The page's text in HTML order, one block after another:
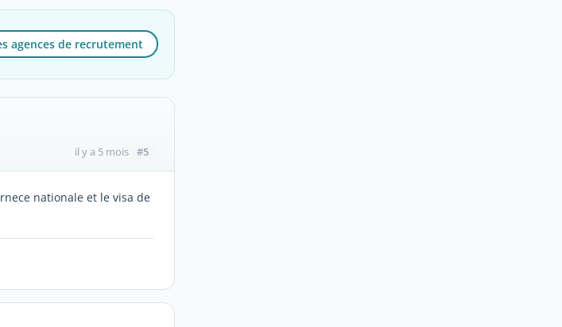
agences de recrutement
il y a 5 mois #5
nationale et le visa de